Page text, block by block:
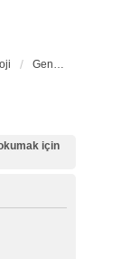
Genel Arkeoloji
için